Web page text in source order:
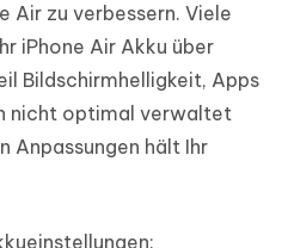
Air zu verbessern. Viele
iPhone Air Akku über
Bildschirmhelligkeit, Apps
nicht optimal verwaltet
Anpassungen hält Ihr